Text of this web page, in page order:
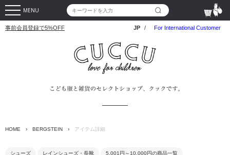
MENU
事前会員登録で5%OFF JP / For International Customer
HOME › BERGSTEIN › アイテム詳細
シューズ レインシューズ・長靴 5,001円～10,000円の商品一覧